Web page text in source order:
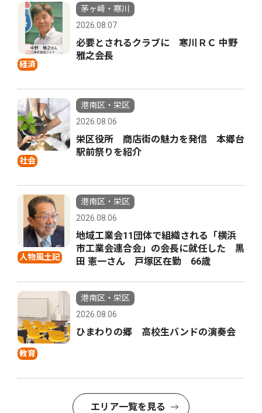
経済
茅ヶ崎・寒川
2026.08.07
必要とされるクラブに 寒川ＲＣ 中野
雅之会長
社会
港南区・栄区
2026.08.06
栄区役所 商店街の魅力を発信 本郷台
駅前祭りを紹介
人物風土記
港南区・栄区
2026.08.06
地域工業会11団体で組織される「横浜
市工業会連合会」の会長に就任した 黒
田 憲一さん 戸塚区在勤 66歳
教育
港南区・栄区
2026.08.06
ひまわりの郷 高校生バンドの演奏会
エリア一覧を見る